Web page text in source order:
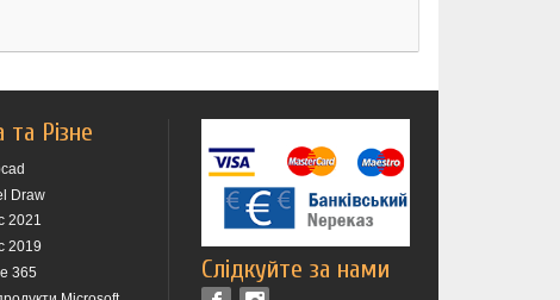
та Різне
Draw
2021
2019
365
Слідкуйте за нами